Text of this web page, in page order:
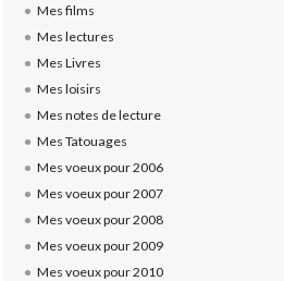
Mes films
Mes lectures
Mes Livres
Mes loisirs
Mes notes de lecture
Mes Tatouages
Mes voeux pour 2006
Mes voeux pour 2007
Mes voeux pour 2008
Mes voeux pour 2009
Mes voeux pour 2010